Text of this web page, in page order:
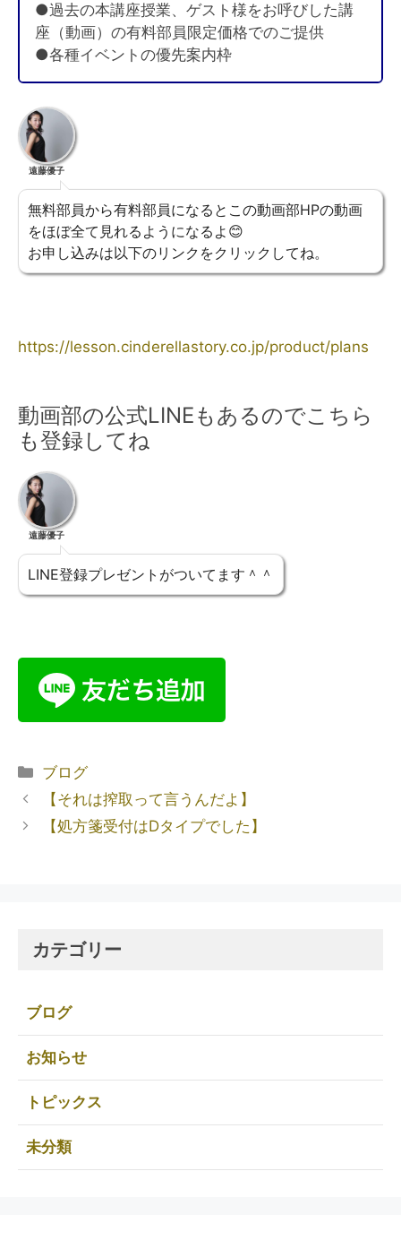
●過去の本講座授業、ゲスト様をお呼びした講
座（動画）の有料部員限定価格でのご提供
●各種イベントの優先案内枠
遠藤優子
無料部員から有料部員になるとこの動画部HPの動画
をほぼ全て見れるようになるよ😊
お申し込みは以下のリンクをクリックしてね。
https://lesson.cinderellastory.co.jp/product/plans
動画部の公式LINEもあるのでこちら
も登録してね
遠藤優子
LINE登録プレゼントがついてます＾＾
ブログ
【それは搾取って言うんだよ】
【処方箋受付はDタイプでした】
カテゴリー
ブログ
お知らせ
トピックス
未分類